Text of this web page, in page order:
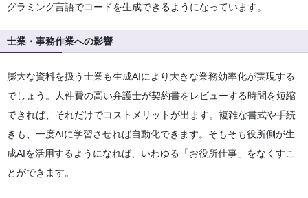
グラミング言語でコードを生成できるようになっています。
士業・事務作業への影響
膨大な資料を扱う士業も生成AIにより大きな業務効率化が実現する
でしょう。人件費の高い弁護士が契約書をレビューする時間を短縮
できれば、それだけでコストメリットが出ます。複雑な書式や手続
きも、一度AIに学習させれば自動化できます。そもそも役所側が生
成AIを活用するようになれば、いわゆる「お役所仕事」をなくすこ
とができます。